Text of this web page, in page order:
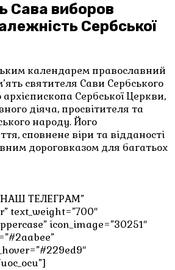
Сава виборов
Сербської
календарем православний
святителя Сави Сербського
Сербської Церкви,
діяча, просвітителя та
народу. Його
сповнене віри та відданості
дороговказом для багатьох
ТЕЛЕГРАМ”
text_weight=”700″
icon_image=”30251″